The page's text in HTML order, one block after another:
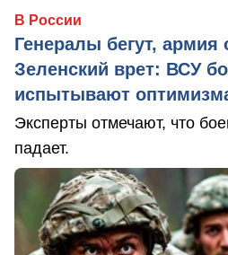
В России
Генералы бегут, армия
Зеленский врет: ВСУ
испытывают
Эксперты отмечают, что
падает.